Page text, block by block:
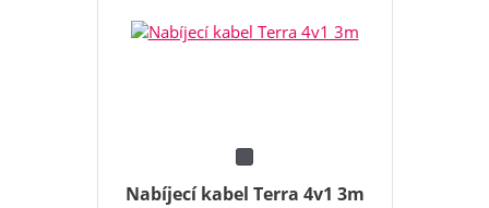
Nabíjecí kabel Terra 4v1 3m